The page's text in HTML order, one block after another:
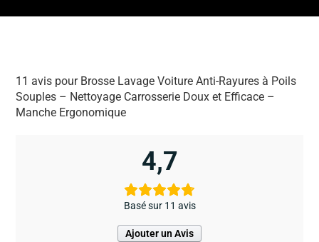
11 avis pour Brosse Lavage Voiture Anti-Rayures à Poils
Souples – Nettoyage Carrosserie Doux et Efficace –
Manche Ergonomique
4,7
Basé sur 11 avis
Ajouter un Avis